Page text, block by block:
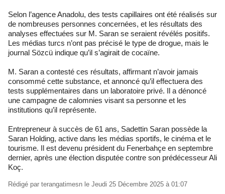
Selon l’agence Anadolu, des tests capillaires ont été réalisés sur
de nombreuses personnes concernées, et les résultats des
analyses effectuées sur M. Saran se seraient révélés positifs.
Les médias turcs n’ont pas précisé le type de drogue, mais le
journal Sözcü indique qu’il s’agirait de cocaïne.
M. Saran a contesté ces résultats, affirmant n’avoir jamais
consommé cette substance, et annoncé qu’il effectuera des
tests supplémentaires dans un laboratoire privé. Il a dénoncé
une campagne de calomnies visant sa personne et les
institutions qu’il représente.
Entrepreneur à succès de 61 ans, Sadettin Saran possède la
Saran Holding, active dans les médias sportifs, le cinéma et le
tourisme. Il est devenu président du Fenerbahçe en septembre
dernier, après une élection disputée contre son prédécesseur Ali
Koç.
Rédigé par terangatimesn le Jeudi 25 Décembre 2025 à 01:07